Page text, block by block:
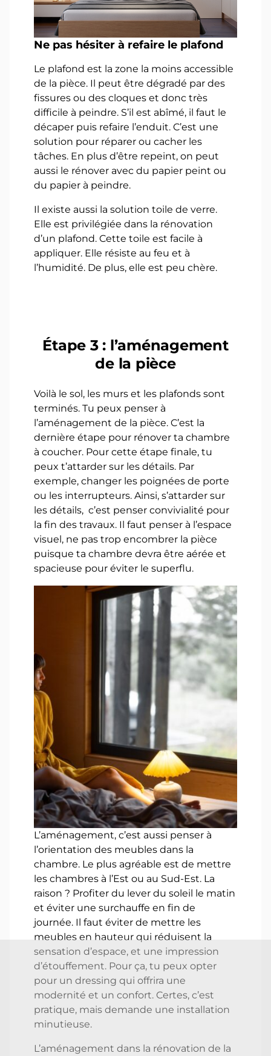
Ne pas hésiter à refaire le plafond
Le plafond est la zone la moins accessible
de la pièce. Il peut être dégradé par des
fissures ou des cloques et donc très
difficile à peindre. S’il est abîmé, il faut le
décaper puis refaire l’enduit. C’est une
solution pour réparer ou cacher les
tâches. En plus d’être repeint, on peut
aussi le rénover avec du papier peint ou
du papier à peindre.
Il existe aussi la solution toile de verre.
Elle est privilégiée dans la rénovation
d’un plafond. Cette toile est facile à
appliquer. Elle résiste au feu et à
l’humidité. De plus, elle est peu chère.
Étape 3 : l’aménagement
de la pièce
Voilà le sol, les murs et les plafonds sont
terminés. Tu peux penser à
l’aménagement de la pièce. C’est la
dernière étape pour rénover ta chambre
à coucher. Pour cette étape finale, tu
peux t’attarder sur les détails. Par
exemple, changer les poignées de porte
ou les interrupteurs. Ainsi, s’attarder sur
les détails, c’est penser convivialité pour
la fin des travaux. Il faut penser à l’espace
visuel, ne pas trop encombrer la pièce
puisque ta chambre devra être aérée et
spacieuse pour éviter le superflu.
L’aménagement, c’est aussi penser à
l’orientation des meubles dans la
chambre. Le plus agréable est de mettre
les chambres à l’Est ou au Sud-Est. La
raison ? Profiter du lever du soleil le matin
et éviter une surchauffe en fin de
journée. Il faut éviter de mettre les
meubles en hauteur qui réduisent la
sensation d’espace, et une impression
d’étouffement. Pour ça, tu peux opter
pour un dressing qui offrira une
modernité et un confort. Certes, c’est
pratique, mais demande une installation
minutieuse.
L’aménagement dans la rénovation de la